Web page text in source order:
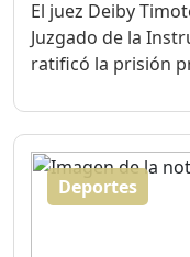
El juez Deiby
Juzgado de la
ratificó la prisión
Deportes